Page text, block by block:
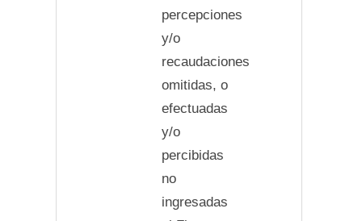
percepciones
y/o
recaudaciones
omitidas, o
efectuadas
y/o
percibidas
no
ingresadas